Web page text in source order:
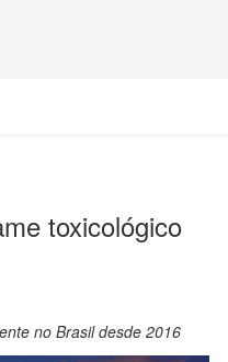
toxicológico
no Brasil desde 2016